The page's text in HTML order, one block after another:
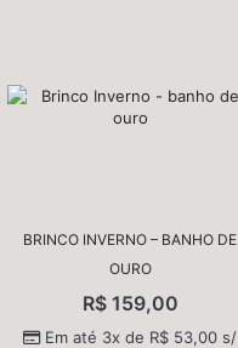
BRINCO INVERNO – BANHO DE
OURO
R$159,00
Em até 3x de R$ 53,00 s/